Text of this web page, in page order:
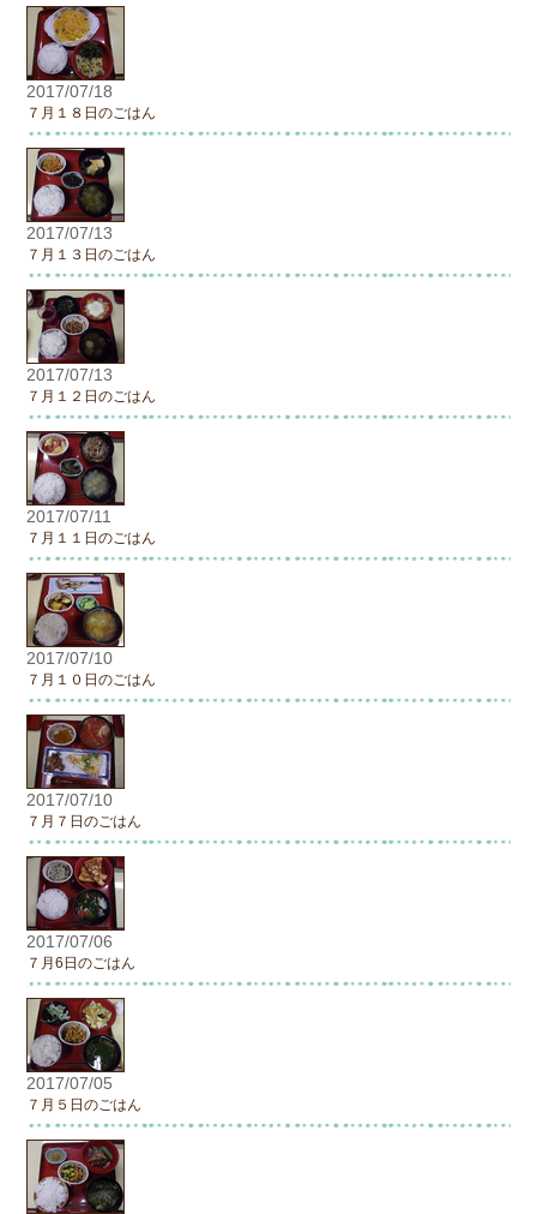
2017/07/18
７月１８日のごはん
2017/07/13
７月１３日のごはん
2017/07/13
７月１２日のごはん
2017/07/11
７月１１日のごはん
2017/07/10
７月１０日のごはん
2017/07/10
７月７日のごはん
2017/07/06
７月6日のごはん
2017/07/05
７月５日のごはん